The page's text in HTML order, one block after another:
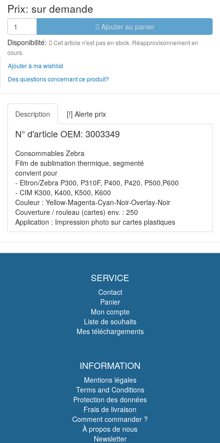
Prix: sur demande
Ajouter au panier
Disponibilité:
Cet article n'est pas en stock. Réapprovisonnement en
cours.
Ajouter à ma wishlist
Des questions concernant ce produit?
Description [!] Alerte prix
N° d'article OEM: 3003349
Consommables Zebra
Film de sublimation thermique, segmenté
convient pour
- Eltron/Zebra P300, P310F, P400, P420, P500,P600
- CIM K300, K400, K500, K600
Couleur : Yellow-Magenta-Cyan-Noir-Overlay-Noir
Couverture / rouleau (cartes) env. : 250
Application : Impression photo sur cartes plastiques
SERVICE
Contact
Panier
Mon compte
Liste de souhaits
Mes téléchargements
INFORMATION
Mentions légales
Terms and Conditions
Protection des données
Frais de livraison
Comment commander ?
À propos de nous
Newsletter